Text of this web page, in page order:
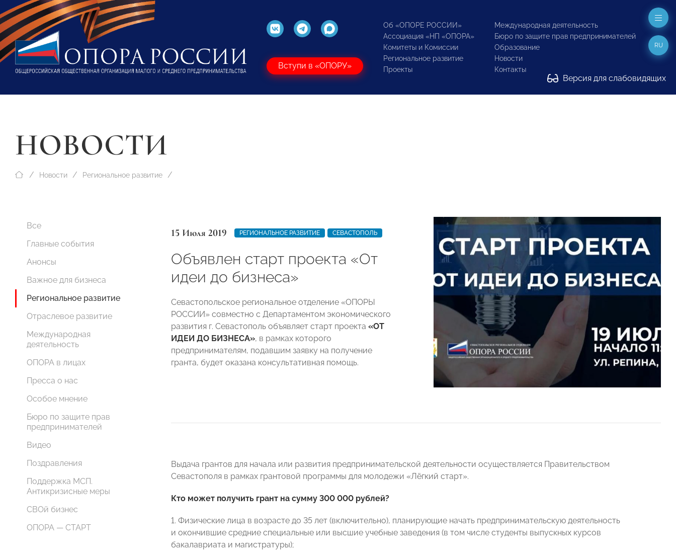
Вступи в «ОПОРУ»
Об «ОПОРЕ РОССИИ»
Ассоциация «НП «ОПОРА»
Комитеты и Комиссии
Региональное развитие
Проекты
Международная деятельность
Бюро по защите прав предпринимателей
Образование
Новости
Контакты
Версия для слабовидящих
RU
НОВОСТИ
Новости Региональное развитие
Все
Главные события
Анонсы
Важное для бизнеса
Региональное развитие
Отраслевое развитие
Международная
деятельность
ОПОРА в лицах
Пресса о нас
Особое мнение
Бюро по защите прав
предпринимателей
Видео
Поздравления
Поддержка МСП.
Антикризисные меры
СВОй бизнес
ОПОРА — СТАРТ
15 Июля 2019 РЕГИОНАЛЬНОЕ РАЗВИТИЕ СЕВАСТОПОЛЬ
Объявлен старт проекта «От
идеи до бизнеса»
Севастопольское региональное отделение «ОПОРЫ
РОССИИ» совместно с Департаментом экономического
развития г. Севастополь объявляет старт проекта «ОТ
ИДЕИ ДО БИЗНЕСА», в рамках которого
предпринимателям, подавшим заявку на получение
гранта, будет оказана консультативная помощь.
Выдача грантов для начала или развития предпринимательской деятельности осуществляется Правительством
Севастополя в рамках грантовой программы для молодежи «Лёгкий старт».
Кто может получить грант на сумму 300 000 рублей?
1. Физические лица в возрасте до 35 лет (включительно), планирующие начать предпринимательскую деятельность
и окончившие средние специальные или высшие учебные заведения (в том числе студенты выпускных курсов
бакалавриата и магистратуры);